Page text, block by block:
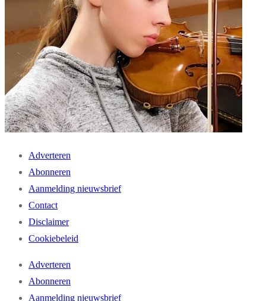
Adverteren
Abonneren
Aanmelding nieuwsbrief
Contact
Disclaimer
Cookiebeleid
Adverteren
Abonneren
Aanmelding nieuwsbrief